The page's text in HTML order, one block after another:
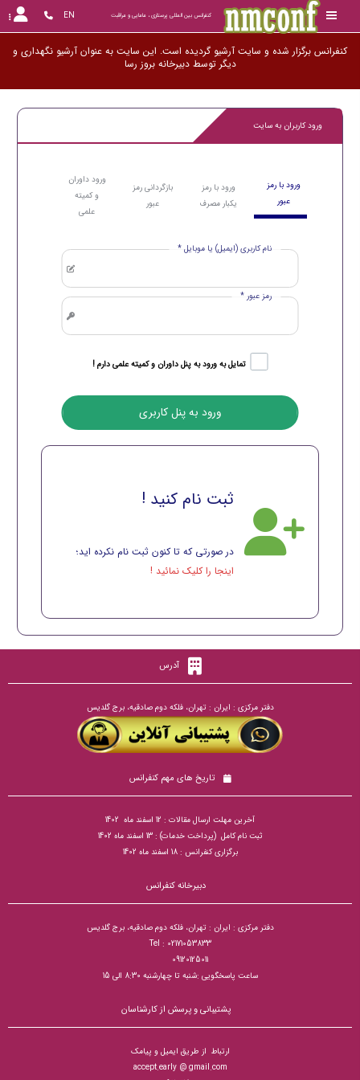
کنفرانس بین المللی پرستاری ، مامایی و مراقبت EN
کنفرانس برگزار شده و سایت آرشیو گردیده است. این سایت به عنوان آرشیو نگهداری و
دیگر توسط دبیرخانه بر
ورود کاربران به سایت
ورود با رمز
عبور
ورود با رمز
یکبار مصرف
بازگردانی رمز
عبور
ورود داوران
و کمیته
علمی
نام کاربری (ایمیل) یا موبایل *
رمز عبور *
تمایل به ورود به پنل داوران و کمیته علمی دارم !
ثبت نام کنید !
در صورتی که تا کنون ثبت نام نکرده اید؛
اینجا را کلیک نمائید !
آدرس
دفتر مرکزی : ایران : تهران، فلکه دوم صادقیه، برج گلدیس
تاریخ های مهم کنفرانس
آخرین مهلت ارسال مقالات : 12 اسفند ماه 1402
ثبت نام کامل (پرداخت خدمات) : 13 اسفند ماه 1402
برگزاری کنفرانس : 18 اسفند ماه 1402
دبیرخانه کنفرانس
دفتر مرکزی : ایران : تهران، فلکه دوم صادقیه، برج گلدیس
Tel : 02171053833
09120125011
ساعت پاسخگویی :شنبه تا چهارشنبه 8:30 الی 15
پشتیبانی و پرسش از کارشناسان
ارتباط از طریق ایمیل و پیامک
accept.early @ gmail.com